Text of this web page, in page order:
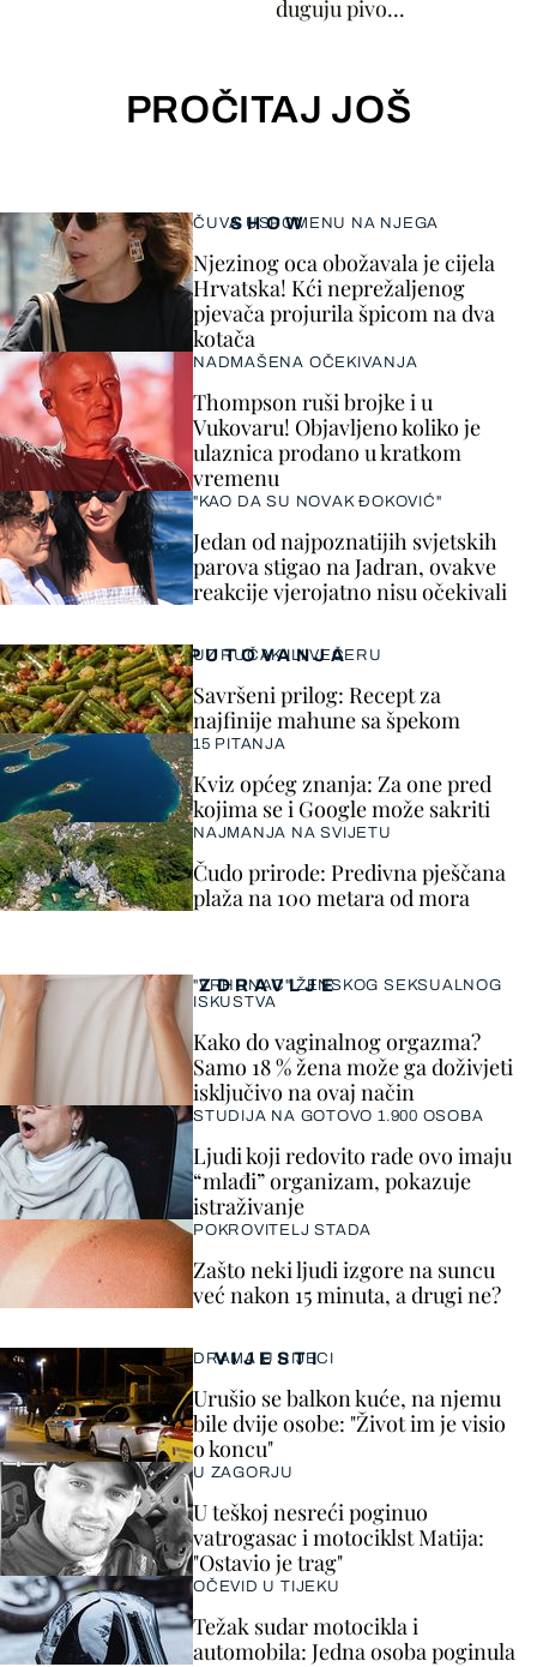
duguju pivo...
PROČITAJ JOŠ
VIJESTI
DRAMA U RIJECI
Urušio se balkon kuće, na njemu
bile dvije osobe: "Život im je visio
o koncu"
U ZAGORJU
U teškoj nesreći poginuo
vatrogasac i motociklst Matija:
"Ostavio je trag"
OČEVID U TIJEKU
Težak sudar motocikla i
automobila: Jedna osoba poginula
SHOW
ČUVA USPOMENU NA NJEGA
Njezinog oca obožavala je cijela
Hrvatska! Kći neprežaljenog
pjevača projurila špicom na dva
kotača
NADMAŠENA OČEKIVANJA
Thompson ruši brojke i u
Vukovaru! Objavljeno koliko je
ulaznica prodano u kratkom
vremenu
"KAO DA SU NOVAK ĐOKOVIĆ"
Jedan od najpoznatijih svjetskih
parova stigao na Jadran, ovakve
reakcije vjerojatno nisu očekivali
ZDRAVLJE
"VRHUNAC" ŽENSKOG SEKSUALNOG
ISKUSTVA
Kako do vaginalnog orgazma?
Samo 18 % žena može ga doživjeti
isključivo na ovaj način
STUDIJA NA GOTOVO 1.900 OSOBA
Ljudi koji redovito rade ovo imaju
“mlađi” organizam, pokazuje
istraživanje
POKROVITELJ STADA
Zašto neki ljudi izgore na suncu
već nakon 15 minuta, a drugi ne?
PUTOVANJA
UZ RUČAK ILI VEČERU
Savršeni prilog: Recept za
najfinije mahune sa špekom
15 PITANJA
Kviz općeg znanja: Za one pred
kojima se i Google može sakriti
NAJMANJA NA SVIJETU
Čudo prirode: Predivna pješčana
plaža na 100 metara od mora